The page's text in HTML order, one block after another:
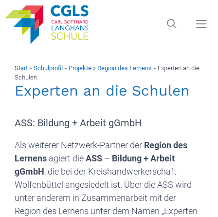
Inhalt
springen
Start » Schulprofil » Projekte » Region des Lernens » Experten an die
Schulen
Experten an die Schulen
ASS: Bildung + Arbeit gGmbH
Als weiterer Netzwerk-Partner der Region des
Lernens agiert dieASS – Bildung + Arbeit
gGmbH, die bei der Kreishandwerkerschaft
Wolfenbüttel angesiedelt ist. Über die ASS wird
unter anderem in Zusammenarbeit mit der
Region des Lernens unter dem Namen „Experten